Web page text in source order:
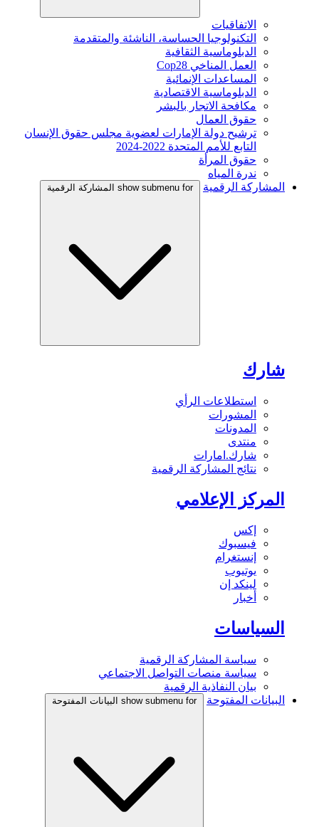
الاتفاقيات
التكنولوجيا الحساسة، الناشئة والمتقدمة
الدبلوماسية الثقافية
العمل المناخي Cop28
المساعدات الإنمائية
الدبلوماسية الاقتصادية
مكافحة الاتجار بالبشر
حقوق العمال
ترشيح دولة الإمارات لعضوية مجلس حقوق الإنسان
التابع للأمم المتحدة 2022-2024
حقوق المرأة
ندرة المياه
المشاركة الرقمية
show submenu for المشاركة الرقمية
شارك
استطلاعات الرأي
المشورات
المدونات
منتدى
شارك.امارات
نتائج المشاركة الرقمية
المركز الإعلامي
إكس
فيسبوك
إنستغرام
يوتيوب
لينكد إن
أخبار
السياسات
سياسة المشاركة الرقمية
سياسة منصات التواصل الاجتماعي
بيان النفاذية الرقمية
البيانات المفتوحة
show submenu for البيانات المفتوحة